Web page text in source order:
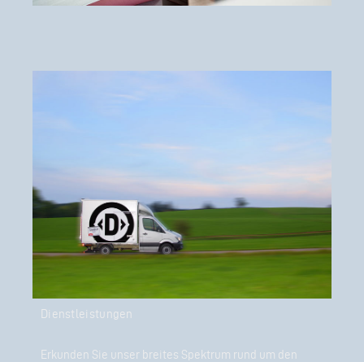
Dienstleistungen
Erkunden Sie unser breites Spektrum rund um den